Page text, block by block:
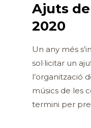
Ajuts
2020
Un any més
sol·licitar un
l’organització
músics de les
termini per